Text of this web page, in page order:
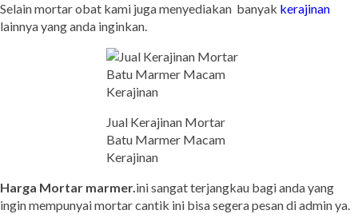
Selain mortar obat kami juga menyediakan banyak kerajinan
lainnya yang anda inginkan.
Jual Kerajinan Mortar
Batu Marmer Macam
Kerajinan
Harga Mortar marmer.ini sangat terjangkau bagi anda yang
ingin mempunyai mortar cantik ini bisa segera pesan di admin ya.